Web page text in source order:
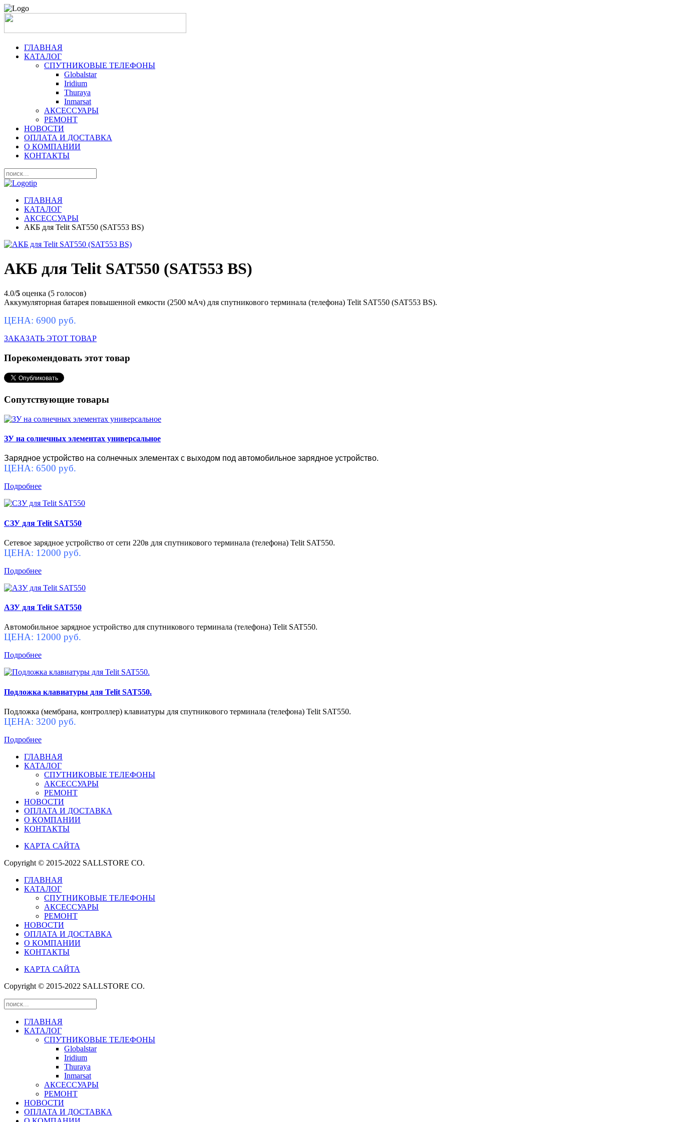
ГЛАВНАЯ
КАТАЛОГ
СПУТНИКОВЫЕ ТЕЛЕФОНЫ
Globalstar
Iridium
Thuraya
Inmarsat
АКСЕССУАРЫ
РЕМОНТ
НОВОСТИ
ОПЛАТА И ДОСТАВКА
О КОМПАНИИ
КОНТАКТЫ
ГЛАВНАЯ
КАТАЛОГ
АКСЕССУАРЫ
АКБ для Telit SAT550 (SAT553 BS)
АКБ для Telit SAT550 (SAT553 BS)
4.0/5 оценка (5 голосов)
Аккумуляторная батарея повышенной емкости (2500 мАч) для спутникового терминала (телефона) Telit SAT550 (SAT553 BS).
ЦЕНА: 6900 руб.
ЗАКАЗАТЬ ЭТОТ ТОВАР
Порекомендовать этот товар
Сопутствующие товары
ЗУ на солнечных элементах универсальное
Зарядное устройство на солнечных элементах с выходом под автомобильное зарядное устройство.
ЦЕНА: 6500 руб.
Подробнее
СЗУ для Telit SAT550
Сетевое зарядное устройство от сети 220в для спутникового терминала (телефона) Telit SAT550.
ЦЕНА: 12000 руб.
Подробнее
АЗУ для Telit SAT550
Автомобильное зарядное устройство для спутникового терминала (телефона) Telit SAT550.
ЦЕНА: 12000 руб.
Подробнее
Подложка клавиатуры для Telit SAT550.
Подложка (мембрана, контроллер) клавиатуры для спутникового терминала (телефона) Telit SAT550.
ЦЕНА: 3200 руб.
Подробнее
ГЛАВНАЯ
КАТАЛОГ
СПУТНИКОВЫЕ ТЕЛЕФОНЫ
АКСЕССУАРЫ
РЕМОНТ
НОВОСТИ
ОПЛАТА И ДОСТАВКА
О КОМПАНИИ
КОНТАКТЫ
КАРТА САЙТА
Copyright © 2015-2022 SALLSTORE CO.
ГЛАВНАЯ
КАТАЛОГ
СПУТНИКОВЫЕ ТЕЛЕФОНЫ
АКСЕССУАРЫ
РЕМОНТ
НОВОСТИ
ОПЛАТА И ДОСТАВКА
О КОМПАНИИ
КОНТАКТЫ
КАРТА САЙТА
Copyright © 2015-2022 SALLSTORE CO.
ГЛАВНАЯ
КАТАЛОГ
СПУТНИКОВЫЕ ТЕЛЕФОНЫ
Globalstar
Iridium
Thuraya
Inmarsat
АКСЕССУАРЫ
РЕМОНТ
НОВОСТИ
ОПЛАТА И ДОСТАВКА